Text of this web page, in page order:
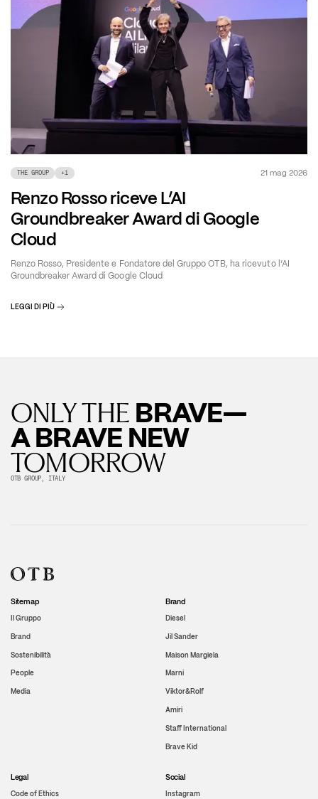
THE GROUP +1 21 mag 2026
Renzo Rosso riceve L’AI
Groundbreaker Award di Google
Cloud
Renzo Rosso, Presidente e Fondatore del Gruppo OTB, ha ricevuto l’AI
Groundbreaker Award di Google Cloud
LEGGI DI PIÙ
ONLY THE BRAVE—
A BRAVE NEW
TOMORROW
OTB GROUP, ITALY
Sitemap
Il Gruppo
Brand
Sostenibilità
People
Media
Brand
Diesel
Jil Sander
Maison Margiela
Marni
Viktor&Rolf
Amiri
Staff International
Brave Kid
Legal
Code of Ethics
Social
Instagram